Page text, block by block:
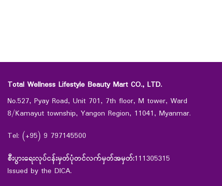
Total Wellness Lifestyle Beauty Mart CO., LTD.
No.527, Pyay Road, Unit 701, 7th floor, M tower, Ward
8/Kamayut township, Yangon Region, 11041, Myanmar.
Tel: (+95) 9 797145500
စီးပွားရေးလုပ်ငန်းမှတ်ပုံတင်လက်မှတ်အမှတ်:111305315
Issued by the DICA.